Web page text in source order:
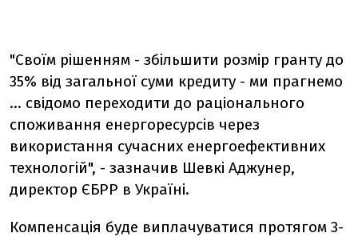
"Своїм рішенням - збільшити розмір гранту до
35% від загальної суми кредиту - ми прагнемо
... свідомо переходити до раціонального
споживання енергоресурсів через
використання сучасних енергоефективних
технологій", - зазначив Шевкі Аджунер,
директор ЄБРР в Україні.
Компенсація буде виплачуватися протягом 3-